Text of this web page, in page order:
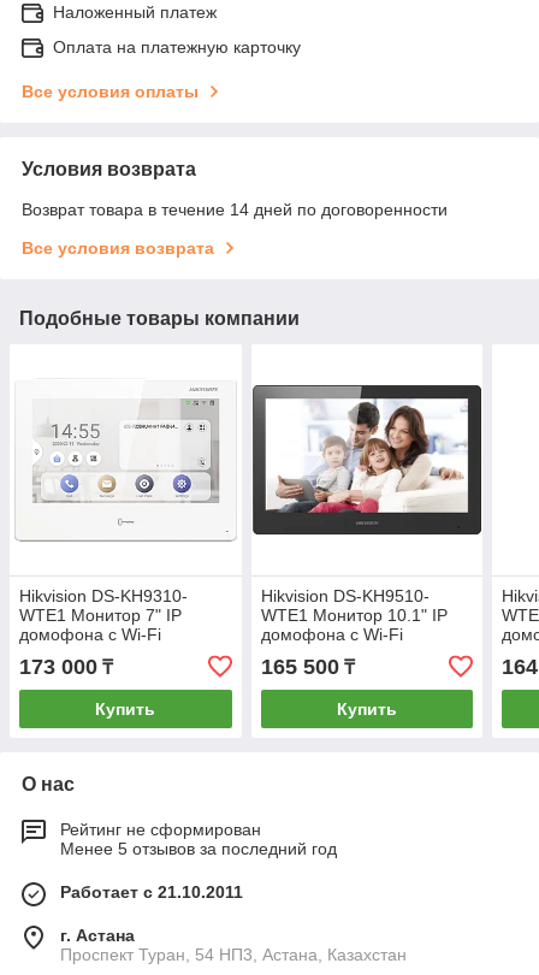
Наложенный платеж
Оплата на платежную карточку
Все условия оплаты
Условия возврата
Возврат товара в течение 14 дней по договоренности
Все условия возврата
Подобные товары компании
Hikvision DS-KH9310-
WTE1 Монитор 7" IP
домофона с Wi-Fi
173 000 ₸
Купить
Hikvision DS-KH9510-
WTE1 Монитор 10.1" IP
домофона с Wi-Fi
165 500₸
Купить
О нас
Рейтинг не сформирован
Менее 5 отзывов за последний год
Работает с 21.10.2011
г. Астана
Проспект Туран, 54 НП3, Астана, Казахстан